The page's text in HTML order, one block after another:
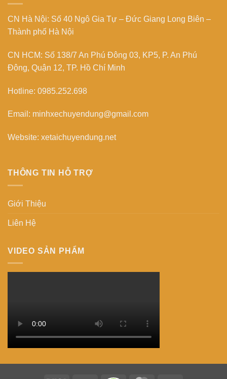
CN Hà Nội: Số 40 Ngô Gia Tự – Đức Giang Long Biên –
Thành phố Hà Nội
CN HCM: Số 138/7 An Phú Đông 03, KP5, P. An Phú
Đông, Quận 12, TP. Hồ Chí Minh
Hotline: 0985.252.698
Email: minhxechuyendung@gmail.com
Website: xetaichuyendung.net
THÔNG TIN HỖ TRỢ
Giới Thiệu
Liên Hệ
VIDEO SẢN PHẨM